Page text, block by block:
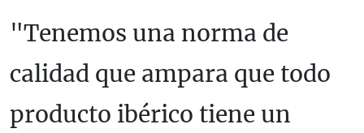
"Tenemos una norma de
calidad que ampara que todo
producto ibérico tiene un